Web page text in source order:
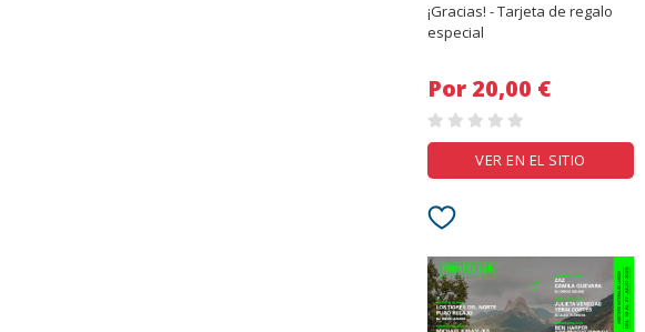
¡Gracias! - Tarjeta de regalo
especial
Por 20,00 €
VER EN EL SITIO